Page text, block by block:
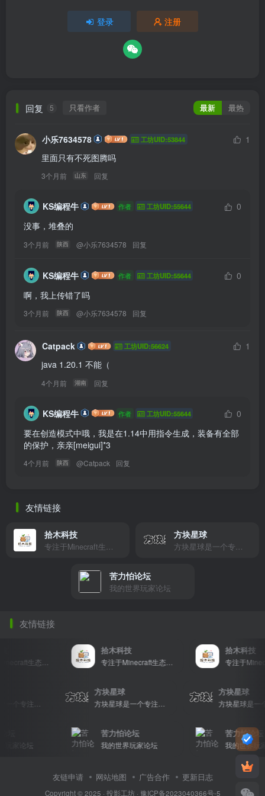
登录 注册
回复 5 只看作者 最新 最热
小乐7634578 工坊UID:53844
1
里面只有不死图腾吗
3个月前 山东 回复
KS编程牛 作者 工坊UID:55644
0
没事，堆叠的
3个月前 陕西 @小乐7634578 回复
KS编程牛 作者 工坊UID:55644
0
啊，我上传错了吗
3个月前 陕西 @小乐7634578 回复
Catpack 工坊UID:56624
1
java 1.20.1 不能（
4个月前 湖南 回复
KS编程牛 作者 工坊UID:55644
0
要在创造模式中哦，我是在1.14中用指令生成，装备有全部
的保护，亲亲[meigui]*3
4个月前 陕西 @Catpack 回复
友情链接
拾木科技
专注于Minecraft生态建设
方块星球
方块星球是一个专注于我的世界的中文论坛，提供丰富的资源分享、玩家交流和创意展示，包括地图、皮肤、数据包等内容，打造Minecraft玩家的专属社区乐园！
苦力怕论坛
我的世界玩家论坛
友情链接
专注于Minecraft生态建设
拾木科技
专注于Minecraft生态建设
拾木科技
方块星球 方块星球
家论坛
苦力怕论坛
我的世界玩家论坛
苦力怕论坛
我的世界玩家
友链申请 网站地图 广告合作 更新日志
Copyright © 2025 · 投影工坊· 豫ICP备2023040366号-5